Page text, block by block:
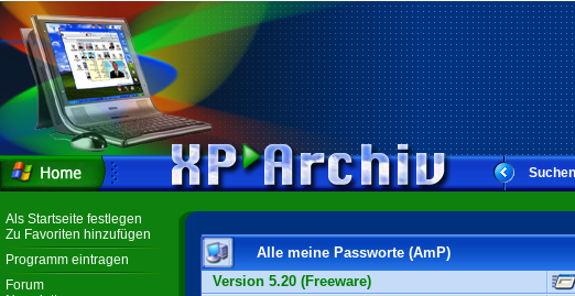
Suchen
Als Startseite festlegen
Zu Favoriten hinzufügen
Programm eintragen
Forum
Alle meine Passworte (AmP)
Version 5.20 (Freeware)